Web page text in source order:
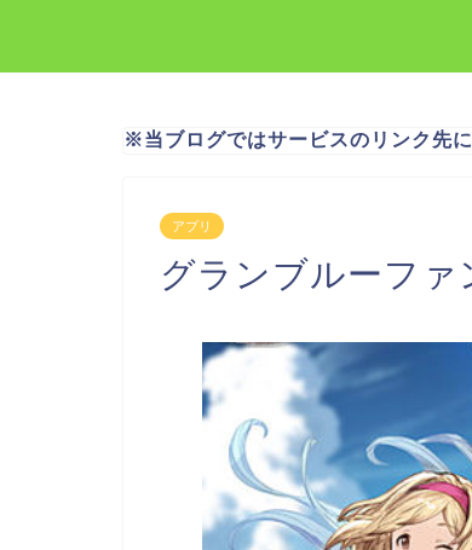
※当ブログではサービスのリンク先
アプリ
グランブルーファ